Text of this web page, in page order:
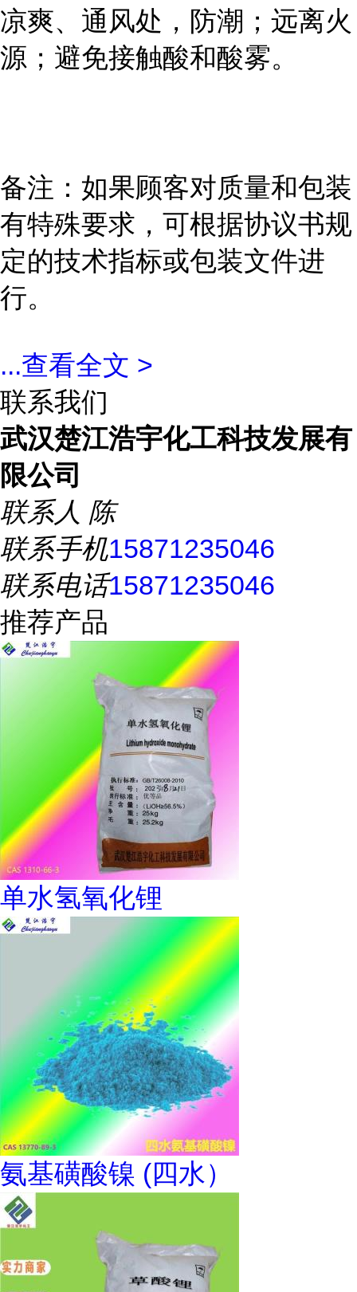
凉爽、通风处，防潮；远离火
源；避免接触酸和酸雾。
备注：如果顾客对质量和包装
有特殊要求，可根据协议书规
定的技术指标或包装文件进
行。
...查看全文 >
联系我们
武汉楚江浩宇化工科技发展有
限公司
联系人 陈
联系手机15871235046
联系电话15871235046
推荐产品
单水氢氧化锂
氨基磺酸镍 (四水）